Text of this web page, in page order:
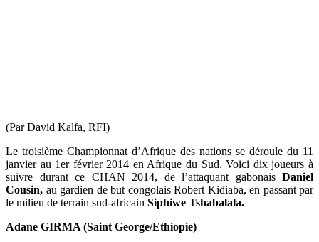
(Par David Kalfa, RFI)
Le troisième Championnat d’Afrique des nations se déroule du 11
janvier au 1er février 2014 en Afrique du Sud. Voici dix joueurs à
suivre durant ce CHAN 2014, de l’attaquant gabonais Daniel
Cousin, au gardien de but congolais Robert Kidiaba, en passant par
le milieu de terrain sud-africain Siphiwe Tshabalala.
Adane GIRMA (Saint George/Ethiopie)